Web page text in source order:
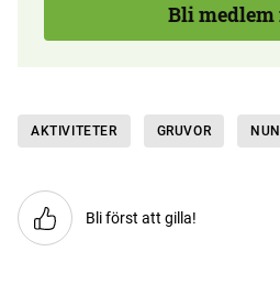
Bli medlem
AKTIVITETER GRUVOR
Bli först att gilla!